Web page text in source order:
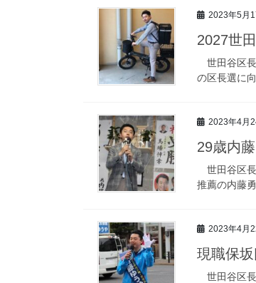
2023年5月
2027世
世田谷区長
の区長選に
2023年4月
29歳内
世田谷区長
推薦の内藤
2023年4月
現職保
世田谷区長